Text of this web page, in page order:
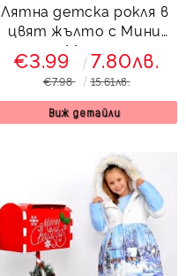
Лятна детска рокля в
цвят жълто с Мини
Маус
€3.99 7.80лв.
€7.98 15.61лв.
Виж детайли